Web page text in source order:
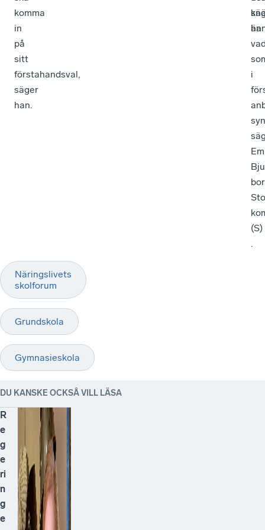
komma
in
på
sitt
förstahandsval,
säger
han.
än
i
(S)​
.
Näringslivets
skolforum
Grundskola
Gymnasieskola
DU KANSKE OCKSÅ VILL LÄSA
R
e
g
e
ri
n
g
e